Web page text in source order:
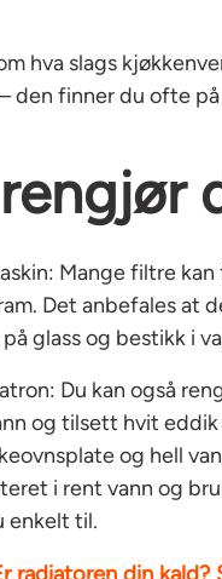
hva slags
den finner du ofte
Mange filtre
Det anbefales at
glass og bestikk i
Du kan også
og tilsett hvit
og hell
i rent vann og
enkelt til.